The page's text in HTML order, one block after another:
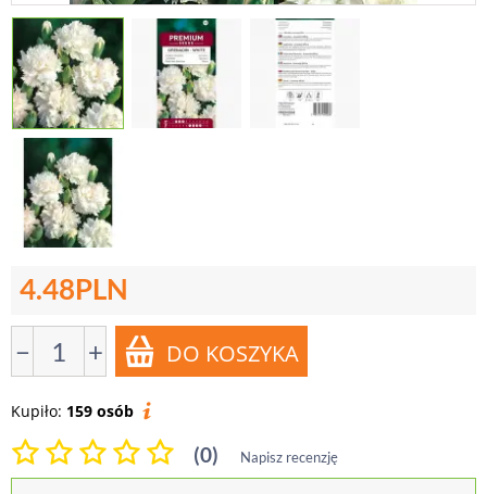
4.48PLN
− +
Kupiło: 159 osób
(0) Napisz recenzję